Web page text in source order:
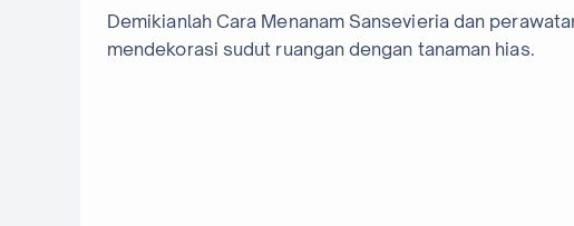
Demikianlah Cara Menanam Sansevieria dan
mendekorasi sudut ruangan dengan tanaman hias.